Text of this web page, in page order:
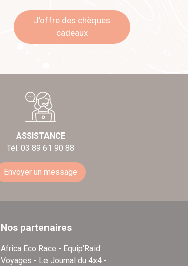
J'offre des chèques
cadeaux
ASSISTANCE
Tél. 03 89 61 90 88
Envoyer un message
Nos partenaires
Africa Eco Race - Equip'Raid
Voyages - Le Journal du 4x4 -